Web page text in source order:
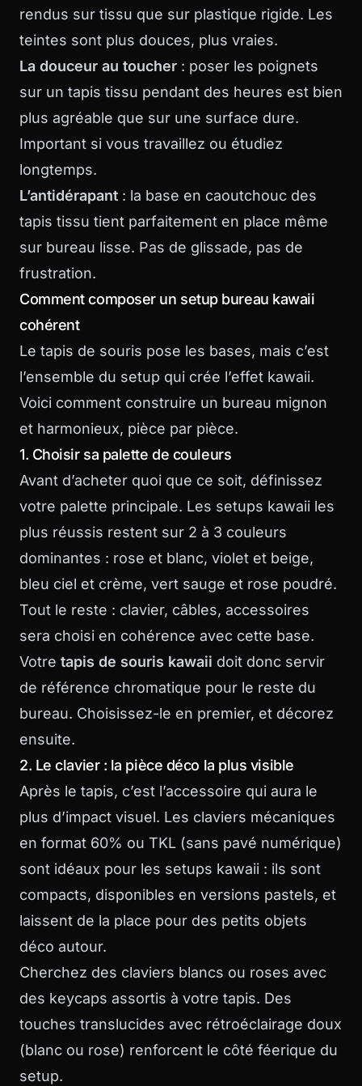
rendus sur tissu que sur plastique rigide. Les
teintes sont plus douces, plus vraies.
La douceur au toucher : poser les poignets
sur un tapis tissu pendant des heures est bien
plus agréable que sur une surface dure.
Important si vous travaillez ou étudiez
longtemps.
L’antidérapant : la base en caoutchouc des
tapis tissu tient parfaitement en place même
sur bureau lisse. Pas de glissade, pas de
frustration.
Comment composer un setup bureau kawaii
cohérent
Le tapis de souris pose les bases, mais c’est
l’ensemble du setup qui crée l’effet kawaii.
Voici comment construire un bureau mignon
et harmonieux, pièce par pièce.
1. Choisir sa palette de couleurs
Avant d’acheter quoi que ce soit, définissez
votre palette principale. Les setups kawaii les
plus réussis restent sur 2 à 3 couleurs
dominantes : rose et blanc, violet et beige,
bleu ciel et crème, vert sauge et rose poudré.
Tout le reste : clavier, câbles, accessoires
sera choisi en cohérence avec cette base.
Votre tapis de souris kawaii doit donc servir
de référence chromatique pour le reste du
bureau. Choisissez-le en premier, et décorez
ensuite.
2. Le clavier : la pièce déco la plus visible
Après le tapis, c’est l’accessoire qui aura le
plus d’impact visuel. Les claviers mécaniques
en format 60% ou TKL (sans pavé numérique)
sont idéaux pour les setups kawaii : ils sont
compacts, disponibles en versions pastels, et
laissent de la place pour des petits objets
déco autour.
Cherchez des claviers blancs ou roses avec
des keycaps assortis à votre tapis. Des
touches translucides avec rétroéclairage doux
(blanc ou rose) renforcent le côté féerique du
setup.